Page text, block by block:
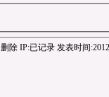
删除 IP:已记录 发表时间